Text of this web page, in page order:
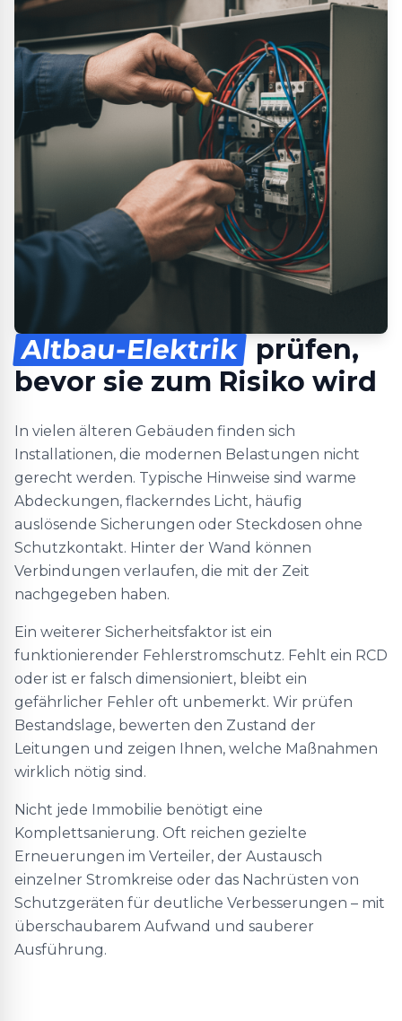
Altbau-Elektrik prüfen,
bevor sie zum Risiko wird
In vielen älteren Gebäuden finden sich
Installationen, die modernen Belastungen nicht
gerecht werden. Typische Hinweise sind warme
Abdeckungen, flackerndes Licht, häufig
auslösende Sicherungen oder Steckdosen ohne
Schutzkontakt. Hinter der Wand können
Verbindungen verlaufen, die mit der Zeit
nachgegeben haben.
Ein weiterer Sicherheitsfaktor ist ein
funktionierender Fehlerstromschutz. Fehlt ein RCD
oder ist er falsch dimensioniert, bleibt ein
gefährlicher Fehler oft unbemerkt. Wir prüfen
Bestandslage, bewerten den Zustand der
Leitungen und zeigen Ihnen, welche Maßnahmen
wirklich nötig sind.
Nicht jede Immobilie benötigt eine
Komplettsanierung. Oft reichen gezielte
Erneuerungen im Verteiler, der Austausch
einzelner Stromkreise oder das Nachrüsten von
Schutzgeräten für deutliche Verbesserungen – mit
überschaubarem Aufwand und sauberer
Ausführung.